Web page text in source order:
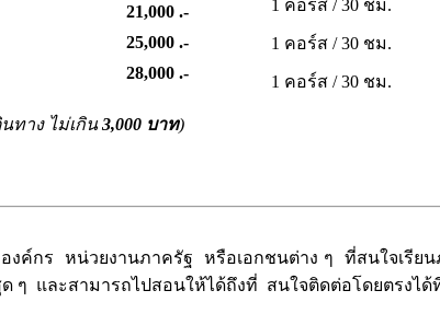
21,000 .-
25,000 .-
28,000 .-
1 คอร์ส / 30 ชม.
1 คอร์ส / 30 ชม.
1 คอร์ส / 30 ชม.
ทาง ไม่เกิน 3,000 บาท)
งค์กร หน่วยงานภาครัฐ หรือเอกชนต่าง ๆ ที่สนใจเรีย
ด ๆ และสามารถไปสอนให้ได้ถึงที่ สนใจติดต่อโดยตรงได้